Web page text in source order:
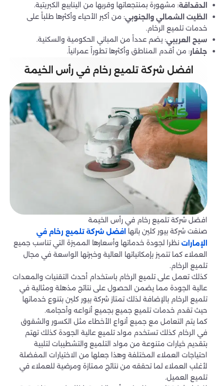
الدقداقة: مشهورة بمنتجعاتها وقربها من الينابيع الكبريتية.
الظيت الشمالي والجنوبي: من أكبر الأحياء وأكثرها طلباً على
خدمات تلميع الرخام.
سيح العريبي: يضم عدداً من المباني الحكومية والسكنية.
جلفار: من أقدم المناطق وأكثرها تطوراً عمرانياً.
افضل شركة تلميع رخام في رأس الخيمة
افضل شركة تلميع رخام في رأس الخيمة
صنفت شركة بيور كلين بانها افضل شركة تلميع رخام في
الإمارات نظرا لجودة خدماتها وأسعارها المميزة التي تناسب جميع
العملاء كما تتميز بإمكانياتها العالية وخبرتها الواسعة في مجال
تلميع الرخام.
كذلك تعمل على تلميع الرخام باستخدام أحدث التقنيات والمعدات
عالية الجودة مما يضمن الحصول على نتائج مذهلة ومثالية في
تلميع الرخام بالإضافة لذلك تمتاز شركة بيور كلين بتنوع خدماتها
حيث تقدم خدمات تلميع جميع بجميع أنواعه وأحجامه.
كما يتم التعامل مع جميع أنواع الأخطاء مثل الكسور والشقوق
في الرخام كذلك تستخدم مواد تلميع عالية الجودة كذلك تهتم
بتقديم خيارات متنوعة من مواد التلميع والتشطيبات لتلبية
احتياجات العملاء المختلفة وهذا جعلها من الاختيارات المفضلة
لأغلب العملاء لما تحققه من نتائج ممتازة ومرضية للعملاء في
تلميع العميل.